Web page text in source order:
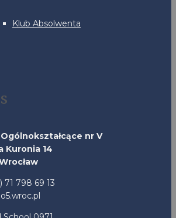
Klub Absolwenta
nr V
Kuronia 14
71 798 69 13